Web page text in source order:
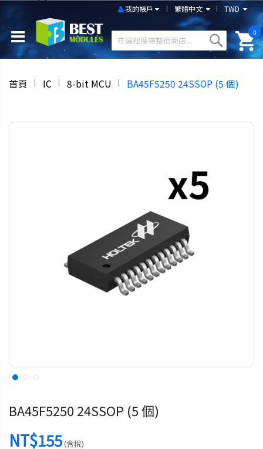
TWD
繁體中文
我的帳戶
0
首頁 IC 8-bit MCU BA45F5250 24SSOP (5 個)
BA45F5250 24SSOP (5 個)
NT$155(含稅)